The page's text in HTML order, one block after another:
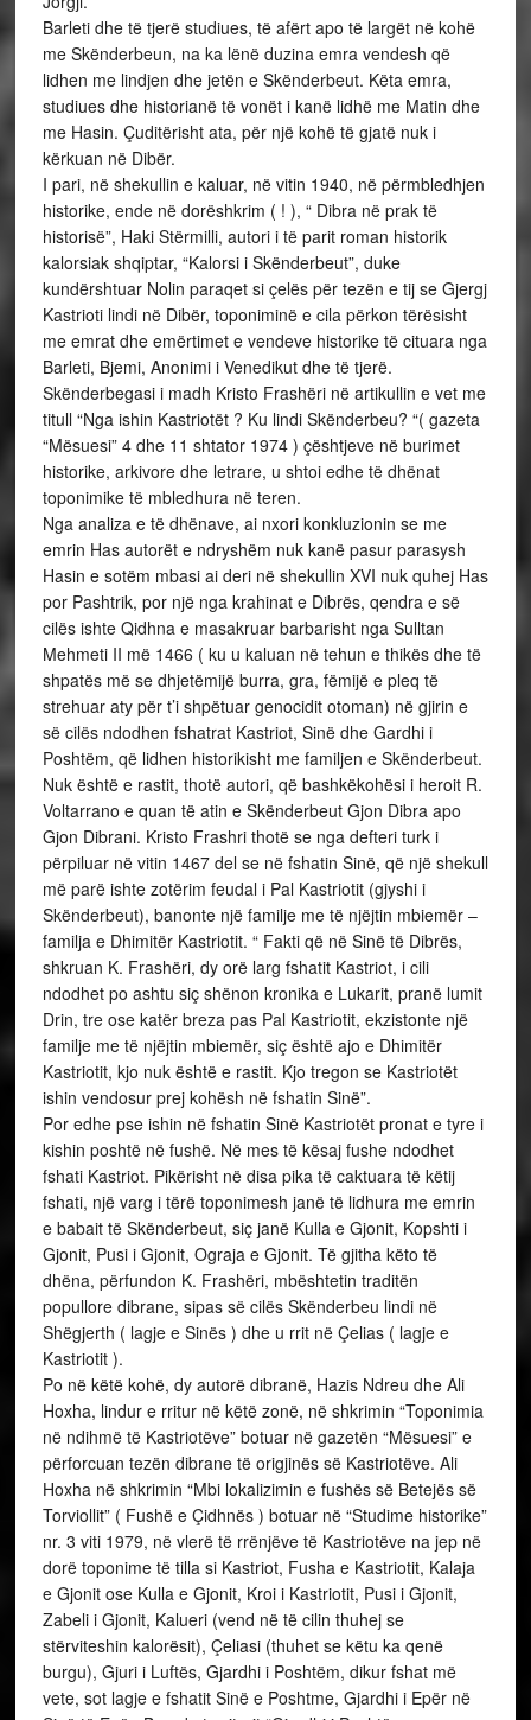
Barleti dhe të tjerë studiues, të afërt apo të largët në kohë
me Skënderbeun, na ka lënë duzina emra vendesh që
lidhen me lindjen dhe jetën e Skënderbeut. Këta emra,
studiues dhe historianë të vonët i kanë lidhë me Matin dhe
me Hasin. Çuditërisht ata, për një kohë të gjatë nuk i
kërkuan në Dibër.
I pari, në shekullin e kaluar, në vitin 1940, në përmbledhjen
historike, ende në dorëshkrim ( ! ), “ Dibra në prak të
historisë”, Haki Stërmilli, autori i të parit roman historik
kalorsiak shqiptar, “Kalorsi i Skënderbeut”, duke
kundërshtuar Nolin paraqet si çelës për tezën e tij se Gjergj
Kastrioti lindi në Dibër, toponiminë e cila përkon tërësisht
me emrat dhe emërtimet e vendeve historike të cituara nga
Barleti, Bjemi, Anonimi i Venedikut dhe të tjerë.
Skënderbegasi i madh Kristo Frashëri në artikullin e vet me
titull “Nga ishin Kastriotët ? Ku lindi Skënderbeu? “( gazeta
“Mësuesi” 4 dhe 11 shtator 1974 ) çështjeve në burimet
historike, arkivore dhe letrare, u shtoi edhe të dhënat
toponimike të mbledhura në teren.
Nga analiza e të dhënave, ai nxori konkluzionin se me
emrin Has autorët e ndryshëm nuk kanë pasur parasysh
Hasin e sotëm mbasi ai deri në shekullin XVI nuk quhej Has
por Pashtrik, por një nga krahinat e Dibrës, qendra e së
cilës ishte Qidhna e masakruar barbarisht nga Sulltan
Mehmeti II më 1466 ( ku u kaluan në tehun e thikës dhe të
shpatës më se dhjetëmijë burra, gra, fëmijë e pleq të
strehuar aty për t’i shpëtuar genocidit otoman) në gjirin e
së cilës ndodhen fshatrat Kastriot, Sinë dhe Gardhi i
Poshtëm, që lidhen historikisht me familjen e Skënderbeut.
Nuk është e rastit, thotë autori, që bashkëkohësi i heroit R.
Voltarrano e quan të atin e Skënderbeut Gjon Dibra apo
Gjon Dibrani. Kristo Frashri thotë se nga defteri turk i
përpiluar në vitin 1467 del se në fshatin Sinë, që një shekull
më parë ishte zotërim feudal i Pal Kastriotit (gjyshi i
Skënderbeut), banonte një familje me të njëjtin mbiemër –
familja e Dhimitër Kastriotit. “ Fakti që në Sinë të Dibrës,
shkruan K. Frashëri, dy orë larg fshatit Kastriot, i cili
ndodhet po ashtu siç shënon kronika e Lukarit, pranë lumit
Drin, tre ose katër breza pas Pal Kastriotit, ekzistonte një
familje me të njëjtin mbiemër, siç është ajo e Dhimitër
Kastriotit, kjo nuk është e rastit. Kjo tregon se Kastriotët
ishin vendosur prej kohësh në fshatin Sinë”.
Por edhe pse ishin në fshatin Sinë Kastriotët pronat e tyre i
kishin poshtë në fushë. Në mes të kësaj fushe ndodhet
fshati Kastriot. Pikërisht në disa pika të caktuara të këtij
fshati, një varg i tërë toponimesh janë të lidhura me emrin
e babait të Skënderbeut, siç janë Kulla e Gjonit, Kopshti i
Gjonit, Pusi i Gjonit, Ograja e Gjonit. Të gjitha këto të
dhëna, përfundon K. Frashëri, mbështetin traditën
popullore dibrane, sipas së cilës Skënderbeu lindi në
Shëgjerth ( lagje e Sinës ) dhe u rrit në Çelias ( lagje e
Kastriotit ).
Po në këtë kohë, dy autorë dibranë, Hazis Ndreu dhe Ali
Hoxha, lindur e rritur në këtë zonë, në shkrimin “Toponimia
në ndihmë të Kastriotëve” botuar në gazetën “Mësuesi” e
përforcuan tezën dibrane të origjinës së Kastriotëve. Ali
Hoxha në shkrimin “Mbi lokalizimin e fushës së Betejës së
Torviollit” ( Fushë e Çidhnës ) botuar në “Studime historike”
nr. 3 viti 1979, në vlerë të rrënjëve të Kastriotëve na jep në
dorë toponime të tilla si Kastriot, Fusha e Kastriotit, Kalaja
e Gjonit ose Kulla e Gjonit, Kroi i Kastriotit, Pusi i Gjonit,
Zabeli i Gjonit, Kalueri (vend në të cilin thuhej se
stërviteshin kalorësit), Çeliasi (thuhet se këtu ka qenë
burgu), Gjuri i Luftës, Gjardhi i Poshtëm, dikur fshat më
vete, sot lagje e fshatit Sinë e Poshtme, Gjardhi i Epër në